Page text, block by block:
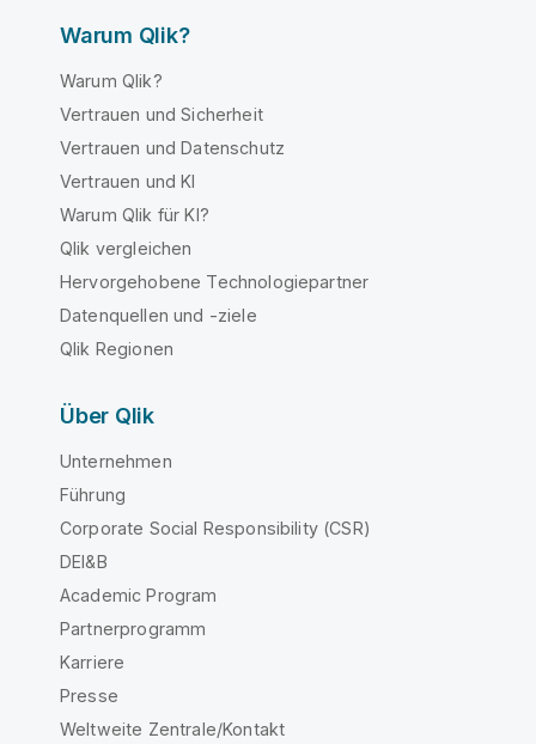
Warum Qlik?
Warum Qlik?
Vertrauen und Sicherheit
Vertrauen und Datenschutz
Vertrauen und KI
Warum Qlik für KI?
Qlik vergleichen
Hervorgehobene Technologiepartner
Datenquellen und -ziele
Qlik Regionen
Über Qlik
Unternehmen
Führung
Corporate Social Responsibility (CSR)
DEI&B
Academic Program
Partnerprogramm
Karriere
Presse
Weltweite Zentrale/Kontakt